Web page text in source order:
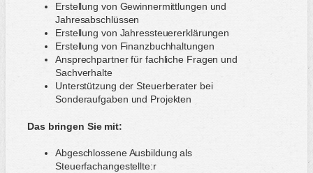
Erstellung von Gewinnermittlungen und
Jahresabschlüssen
Erstellung von Jahressteuererklärungen
Erstellung von Finanzbuchhaltungen
Ansprechpartner für fachliche Fragen und
Sachverhalte
Unterstützung der Steuerberater bei
Sonderaufgaben und Projekten
Das bringen Sie mit:
Abgeschlossene Ausbildung als
Steuerfachangestellte:r